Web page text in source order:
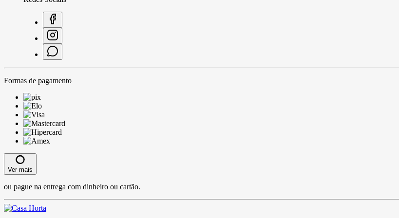
Formas de pagamento
Ver mais
ou pague na entrega com dinheiro ou cartão.